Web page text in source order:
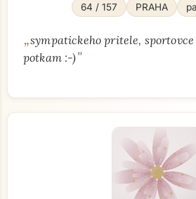
64 / 157 PRAHA
„sympatickeho pritele,
potkam :-)"